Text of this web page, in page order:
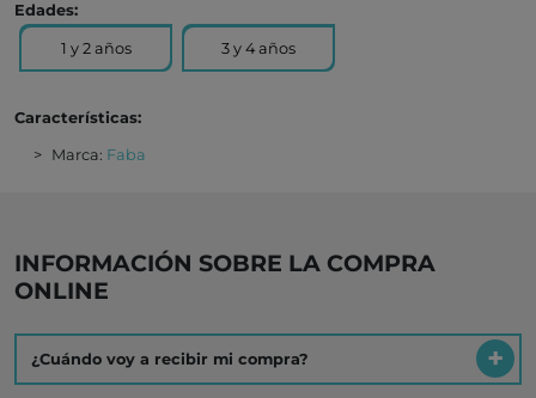
Edades:
1 y 2 años 3 y 4 años
Características:
Marca: Faba
INFORMACIÓN SOBRE LA COMPRA
ONLINE
¿Cuándo voy a recibir mi compra?